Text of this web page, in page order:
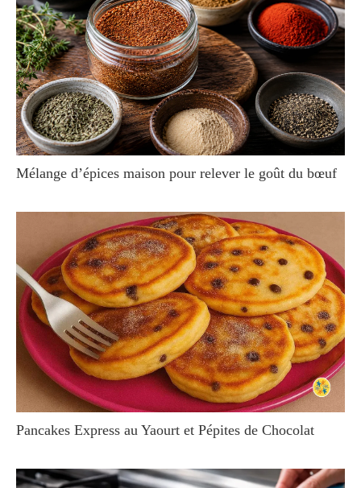
Mélange d’épices maison pour relever le goût du bœuf
Pancakes Express au Yaourt et Pépites de Chocolat